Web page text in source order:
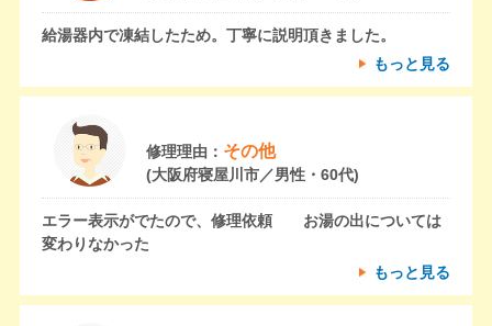
給湯器内で凍結したため。丁寧に説明頂きました。
もっと見る
修理理由： その他
(大阪府寝屋川市／男性・60代)
エラー表示がでたので、修理依頼 お湯の出については
変わりなかった
もっと見る